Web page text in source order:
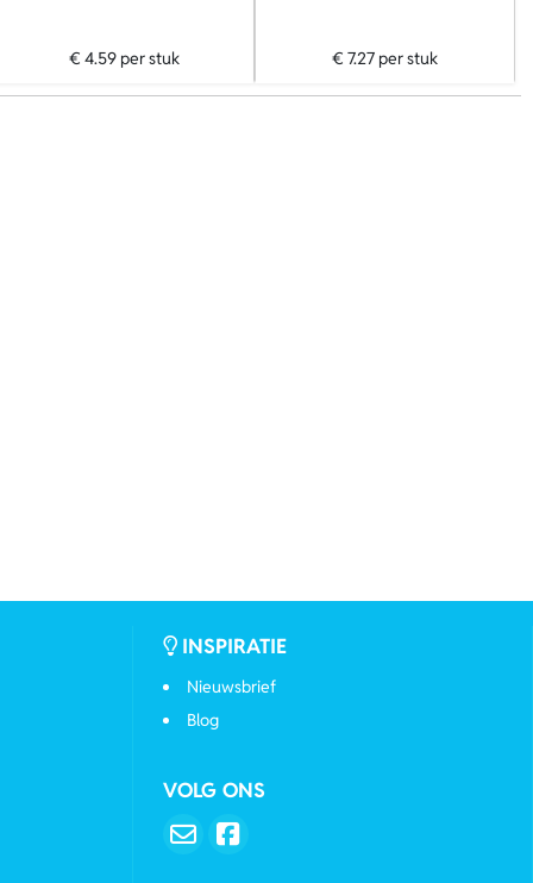
€ 4.59 per stuk € 7.27 per stuk
INSPIRATIE
Nieuwsbrief
Blog
VOLG ONS